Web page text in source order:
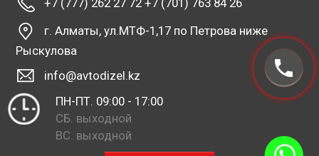
+7 (777) 262 27 72 +7 (701) 763 84 26
г. Алматы, ул.МТФ-1,17 по Петрова ниже
Рыскулова
info@avtodizel.kz
ПН-ПТ. 09:00 - 17:00
СБ. выходной
ВС. выходной